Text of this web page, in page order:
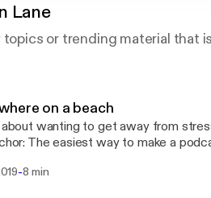
Lane
topics or trending material that
on a beach
wanting to get away from stress and everything ---
-8 min